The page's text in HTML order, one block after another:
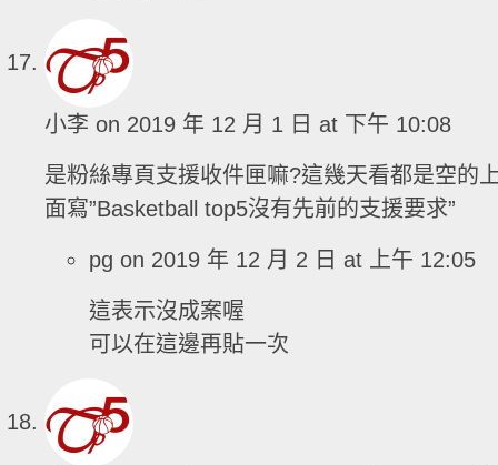
小李 on 2019 年 12 月 1 日 at 下午 10:08
是粉絲專頁支援收件匣嘛?這幾天看都是空的
面寫”Basketball top5沒有先前的支援要求”
pg on 2019 年 12 月 2 日 at 上午 12:05
這表示沒成案喔
可以在這邊再貼一次